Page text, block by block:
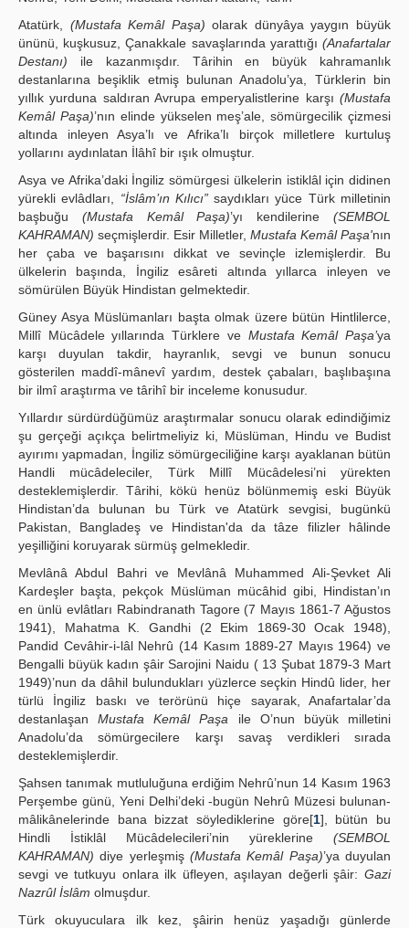
Publication Policies
Guidelines
Contact Us
Atatürk, (Mustafa Kemâl Paşa) olarak dünyâya yaygın büyük
ününü, kuşkusuz, Çanakkale savaşlarında yarattığı (Anafartalar
Destanı) ile kazanmışdır. Târihin en büyük kahramanlık
destanlarına beşiklik etmiş bulunan Anadolu’ya, Türklerin bin
yıllık yurduna saldıran Avrupa emperyalistlerine karşı (Mustafa
Kemâl Paşa)’nın elinde yükselen meş’ale, sömürgecilik çizmesi
altında inleyen Asya’lı ve Afrika’lı birçok milletlere kurtuluş
yollarını aydınlatan İlâhî bir ışık olmuştur.
Asya ve Afrika’daki İngiliz sömürgesi ülkelerin istiklâl için didinen
yürekli evlâdları, “İslâm’ın Kılıcı”saydıkları yüce Türk milletinin
başbuğu (Mustafa Kemâl Paşa)’yı kendilerine(SEMBOL
KAHRAMAN) seçmişlerdir. Esir Milletler, Mustafa Kemâl Paşa'nın
her çaba ve başarısını dikkat ve sevinçle izlemişlerdir. Bu
ülkelerin başında, İngiliz esâreti altında yıllarca inleyen ve
sömürülen Büyük Hindistan gelmektedir.
Güney Asya Müslümanları başta olmak üzere bütün Hintlilerce,
Millî Mücâdele yıllarında Türklere ve Mustafa Kemâl Paşa’ya
karşı duyulan takdir, hayranlık, sevgi ve bunun sonucu
gösterilen maddî-mânevî yardım, destek çabaları, başlıbaşına
bir ilmî araştırma ve târihî bir inceleme konusudur.
Yıllardır sürdürdüğümüz araştırmalar sonucu olarak edindiğimiz
şu gerçeği açıkça belirtmeliyiz ki, Müslüman, Hindu ve Budist
ayırımı yapmadan, İngiliz sömürgeciliğine karşı ayaklanan bütün
Handli mücâdeleciler, Türk Millî Mücâdelesi’ni yürekten
desteklemişlerdir. Târihi, kökü henüz bölünmemiş eski Büyük
Hindistan’da bulunan bu Türk ve Atatürk sevgisi, bugünkü
Pakistan, Bangladeş ve Hindistan'da da tâze filizler hâlinde
yeşilliğini koruyarak sürmüş gelmekledir.
Mevlânâ Abdul Bahri ve Mevlânâ Muhammed Ali-Şevket Ali
Kardeşler başta, pekçok Müslüman mücâhid gibi, Hindistan’ın
en ünlü evlâtları Rabindranath Tagore (7 Mayıs 1861-7 Ağustos
1941), Mahatma K. Gandhi (2 Ekim 1869-30 Ocak 1948),
Pandid Cevâhir-i-lâl Nehrû (14 Kasım 1889-27 Mayıs 1964) ve
Bengalli büyük kadın şâir Sarojini Naidu ( 13 Şubat 1879-3 Mart
1949)’nun da dâhil bulundukları yüzlerce seçkin Hindû lider, her
türlü İngiliz baskı ve terörünü hiçe sayarak, Anafartalar’da
destanlaşanMustafa Kemâl Paşa ile O’nun büyük milletini
Anadolu’da sömürgecilere karşı savaş verdikleri sırada
desteklemişlerdir.
Şahsen tanımak mutluluğuna erdiğim Nehrû’nun 14 Kasım 1963
Perşembe günü, Yeni Delhi’deki -bugün Nehrû Müzesi bulunan-
mâlikânelerinde bana bizzat söylediklerine göre[1], bütün bu
Hindli İstiklâl Mücâdelecileri’nin yüreklerine (SEMBOL
KAHRAMAN) diye yerleşmiş (Mustafa Kemâl Paşa)’ya duyulan
sevgi ve tutkuyu onlara ilk üfleyen, aşılayan değerli şâir: Gazi
Nazrûl İslâm olmuşdur.
Türk okuyuculara ilk kez, şâirin henüz yaşadığı günlerde